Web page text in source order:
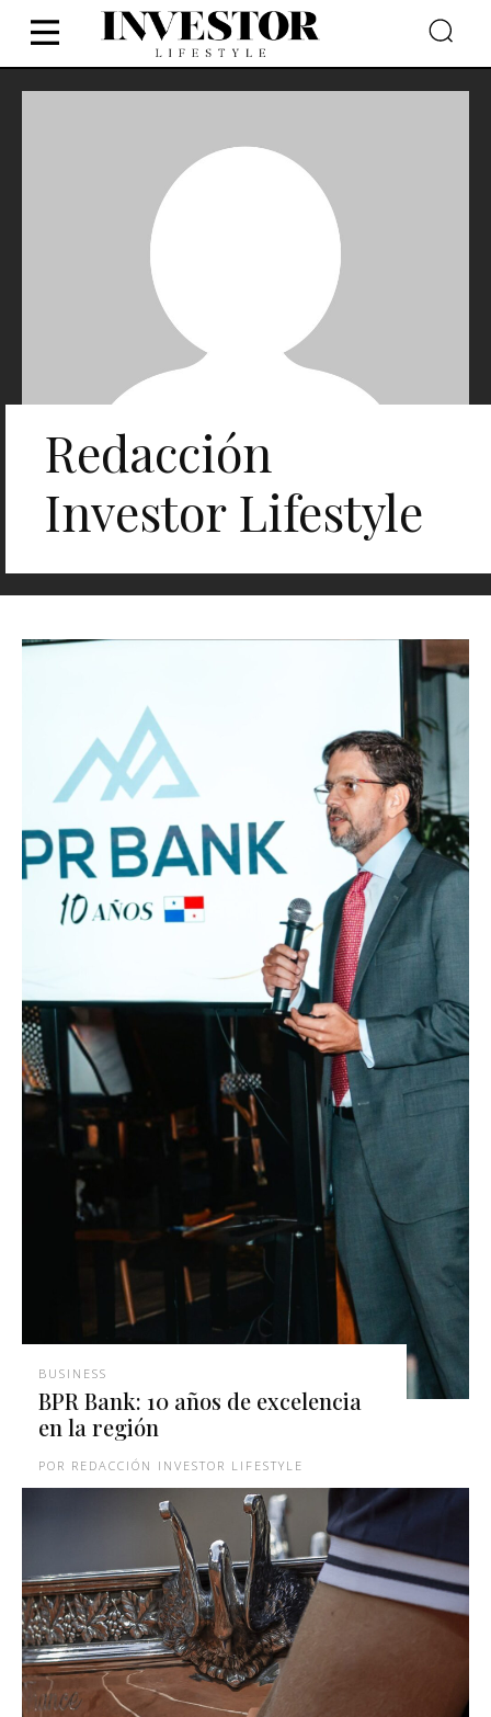
Redacción
Investor Lifestyle
BUSINESS
BPR Bank: 10 años de excelencia
en la región
REDACCIÓN INVESTOR LIFESTYLE